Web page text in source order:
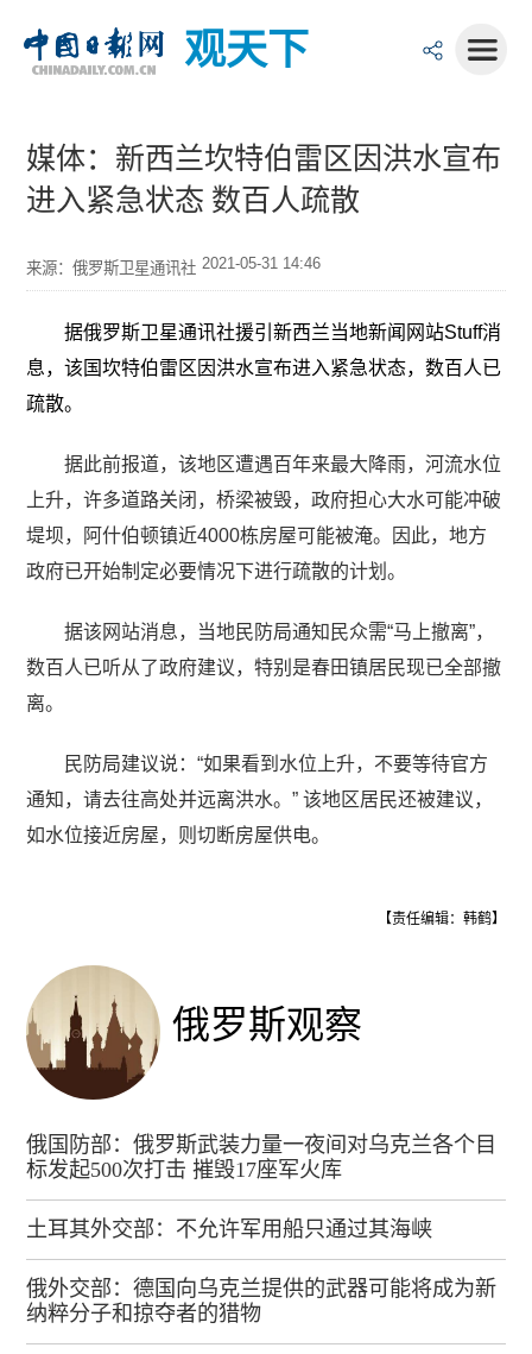
观天下
媒体：新西兰坎特伯雷区因洪水宣布
进入紧急状态 数百人疏散
来源：俄罗斯卫星通讯社 2021-05-31 14:46
据俄罗斯卫星通讯社援引新西兰当地新闻网站Stuff消
息，该国坎特伯雷区因洪水宣布进入紧急状态，数百人已
疏散。
据此前报道，该地区遭遇百年来最大降雨，河流水位
上升，许多道路关闭，桥梁被毁，政府担心大水可能冲破
堤坝，阿什伯顿镇近4000栋房屋可能被淹。因此，地方
政府已开始制定必要情况下进行疏散的计划。
据该网站消息，当地民防局通知民众需“马上撤离”，
数百人已听从了政府建议，特别是春田镇居民现已全部撤
离。
民防局建议说：“如果看到水位上升，不要等待官方
通知，请去往高处并远离洪水。” 该地区居民还被建议，
如水位接近房屋，则切断房屋供电。
【责任编辑：韩鹤】
俄罗斯观察
俄国防部：俄罗斯武装力量一夜间对乌克兰各个目
标发起500次打击 摧毁17座军火库
土耳其外交部：不允许军用船只通过其海峡
俄外交部：德国向乌克兰提供的武器可能将成为新
纳粹分子和掠夺者的猎物